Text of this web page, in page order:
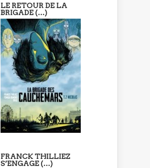
LE RETOUR DE LA
BRIGADE (…)
FRANCK THILLIEZ
S’ENGAGE (…)